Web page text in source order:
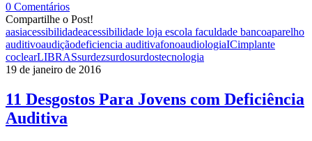
0 Comentários
Compartilhe o Post!
aasiacessibilidadeacessibilidade loja escola faculdade bancoaparelho
auditivoaudiçãodeficiencia auditivafonoaudiologiaICimplante
coclearLIBRASsurdezsurdosurdostecnologia
19 de janeiro de 2016
11 Desgostos Para Jovens com Deficiência
Auditiva